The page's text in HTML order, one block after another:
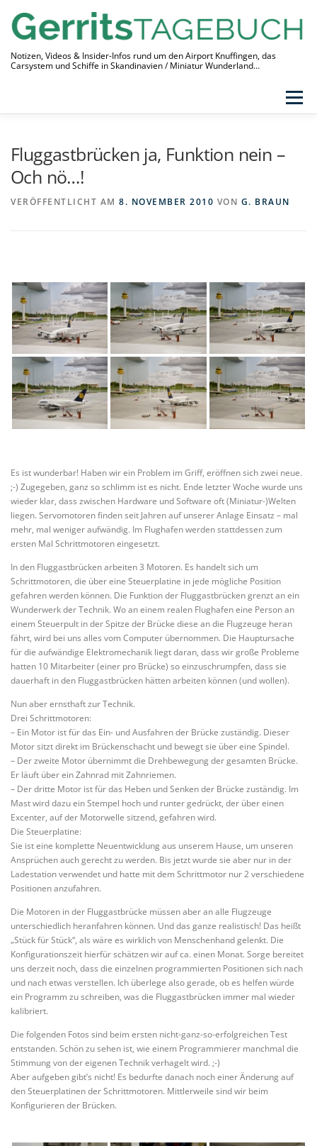
Inhalt
springen
Notizen, Videos & Insider-Infos rund um den Airport Knuffingen, das
Carsystem und Schiffe in Skandinavien / Miniatur Wunderland…
Menü
LINKS
Fluggastbrücken ja, Funktion nein –
Och nö…!
VERÖFFENTLICHT AM 8. NOVEMBER 2010 VON G. BRAUN
Es ist wunderbar! Haben wir ein Problem im Griff, eröffnen sich zwei neue.
;-) Zugegeben, ganz so schlimm ist es nicht. Ende letzter Woche wurde uns
wieder klar, dass zwischen Hardware und Software oft (Miniatur-)Welten
liegen. Servomotoren finden seit Jahren auf unserer Anlage Einsatz – mal
mehr, mal weniger aufwändig. Im Flughafen werden stattdessen zum
ersten Mal Schrittmotoren eingesetzt.
In den Fluggastbrücken arbeiten 3 Motoren. Es handelt sich um
Schrittmotoren, die über eine Steuerplatine in jede mögliche Position
gefahren werden können. Die Funktion der Fluggastbrücken grenzt an ein
Wunderwerk der Technik. Wo an einem realen Flughafen eine Person an
einem Steuerpult in der Spitze der Brücke diese an die Flugzeuge heran
fährt, wird bei uns alles vom Computer übernommen. Die Hauptursache
für die aufwändige Elektromechanik liegt daran, dass wir große Probleme
hatten 10 Mitarbeiter (einer pro Brücke) so einzuschrumpfen, dass sie
dauerhaft in den Fluggastbrücken hätten arbeiten können (und wollen).
Nun aber ernsthaft zur Technik.
Drei Schrittmotoren:
– Ein Motor ist für das Ein- und Ausfahren der Brücke zuständig. Dieser
Motor sitzt direkt im Brückenschacht und bewegt sie über eine Spindel.
– Der zweite Motor übernimmt die Drehbewegung der gesamten Brücke.
Er läuft über ein Zahnrad mit Zahnriemen.
– Der dritte Motor ist für das Heben und Senken der Brücke zuständig. Im
Mast wird dazu ein Stempel hoch und runter gedrückt, der über einen
Excenter, auf der Motorwelle sitzend, gefahren wird.
Die Steuerplatine:
Sie ist eine komplette Neuentwicklung aus unserem Hause, um unseren
Ansprüchen auch gerecht zu werden. Bis jetzt wurde sie aber nur in der
Ladestation verwendet und hatte mit dem Schrittmotor nur 2 verschiedene
Positionen anzufahren.
Die Motoren in der Fluggastbrücke müssen aber an alle Flugzeuge
unterschiedlich heranfahren können. Und das ganze realistisch! Das heißt
„Stück für Stück“, als wäre es wirklich von Menschenhand gelenkt. Die
Konfigurationszeit hierfür schätzen wir auf ca. einen Monat. Sorge bereitet
uns derzeit noch, dass die einzelnen programmierten Positionen sich nach
und nach etwas verstellen. Ich überlege also gerade, ob es helfen würde
ein Programm zu schreiben, was die Fluggastbrücken immer mal wieder
kalibriert.
Die folgenden Fotos sind beim ersten nicht-ganz-so-erfolgreichen Test
entstanden. Schön zu sehen ist, wie einem Programmierer manchmal die
Stimmung von der eigenen Technik verhagelt wird. ;-)
Aber aufgeben gibt’s nicht! Es bedurfte danach noch einer Änderung auf
den Steuerplatinen der Schrittmotoren. Mittlerweile sind wir beim
Konfigurieren der Brücken.